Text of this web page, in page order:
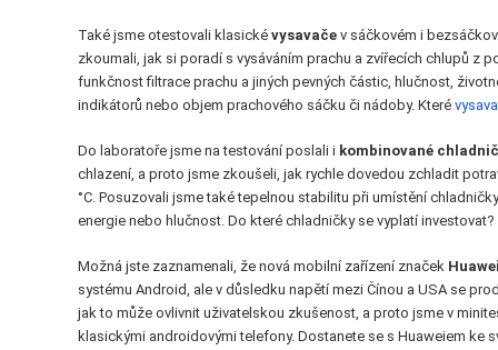
Také jsme otestovali klasické vysavače v sáčkovém i
zkoumali, jak si poradí s vysáváním prachu a zvířecích chlupů z
funkčnost filtrace prachu a jiných pevných částic, hlučnost,
indikátorů nebo objem prachového sáčku či nádoby. Které
Do laboratoře jsme na testování poslali i kombinované
chlazení, a proto jsme zkoušeli, jak rychle dovedou zchladit
°C. Posuzovali jsme také tepelnou stabilitu při umístění
energie nebo hlučnost. Do které chladničky se vyplatí
Možná jste zaznamenali, že nová mobilní zařízení značek
systému Android, ale v důsledku napětí mezi Čínou a USA se
jak to může ovlivnit uživatelskou zkušenost, a proto jsme v
klasickými androidovými telefony. Dostanete se s Huaweiem ke